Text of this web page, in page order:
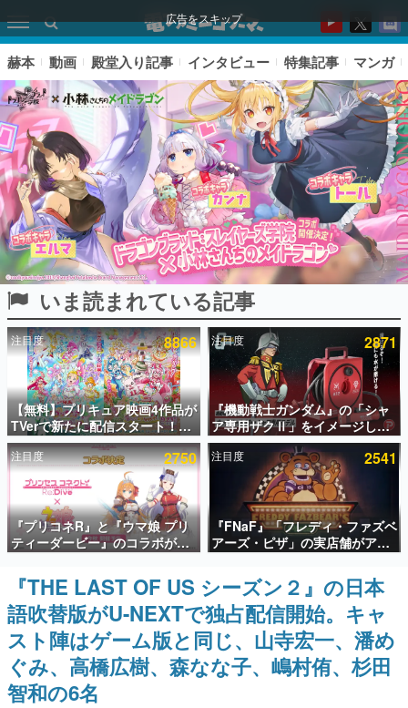
広告をスキップ
ピックアップ
電ファミのいま読まれている記事ランキング
アプリセール情報
インタビュー
連載・特集一覧
殿堂入り記事
SNS拡散数が数千以上！ ページビュー数万以上！ などな
ど。多くの人々に読まれた、電ファミ渾身の“殿堂入り”記
事をまとめました。
ゲームの企画書
名作ゲームクリエイターの方々に製作時のエピソードをお
聞きし、ヒットする企画（ゲーム）とは何か？を探ってい
きます。
赫本
この物語を解いてはいけない。『赫本』は、〈試験問題〉
赫本 動画 殿堂入り記事 インタビュー 特集記事 マンガ
いま読まれている記事
注目度 8866
【無料】プリキュア映画4作品が
TVerで新たに配信スタート！な
んと2018年～2024年の映画ほぼ
すべてが見放題に、ぶっちゃけ
ありえないラインナップ
注目度 2871
『機動戦士ガンダム』の「シャ
ア専用ザクⅡ」をイメージした
散水ホースリールが予約開始。
本体にはシャアのパーソナルマ
ークやジオン公国軍のエンブレ
ム、型式番号などを配置
注目度 2750
『プリコネR』と『ウマ娘 プリ
ティーダービー』のコラボが決
定！“最大170連無料”の8.5周年
キャンペーンなども発表
注目度 2541
『FNaF』「フレディ・ファズベ
アーズ・ピザ」の実店舗がアメ
リカの商業施設「American
Dream」に2027年オープン！
ScottGamesとの共同開発、食
事だけでなくステージショーや
没入型のホラー体験も楽しめる
『THE LAST OF US シーズン２』の日本
語吹替版がU-NEXTで独占配信開始。キャ
スト陣はゲーム版と同じ、山寺宏一、潘め
ぐみ、高橋広樹、森なな子、嶋村侑、杉田
智和の6名